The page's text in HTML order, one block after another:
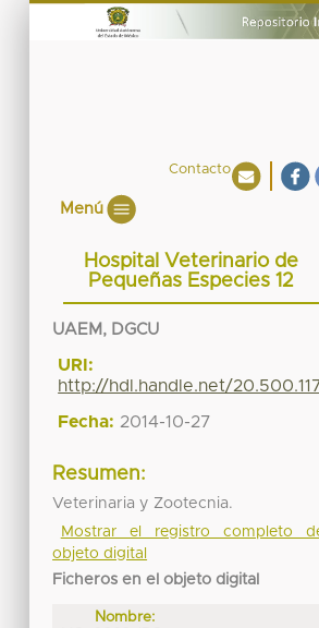
Contacto
Menú
Hospital Veterinario de
Pequeñas Especies 12
UAEM, DGCU
URI:
http://hdl.handle.net/
Fecha: 2014-10-27
Resumen:
Veterinaria y Zootecnia.
Mostrar el registro completo
objeto digital
Ficheros en el objeto digital
Nombre: